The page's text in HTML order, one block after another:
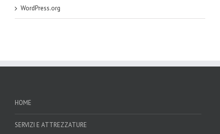
WordPress.org
HOME
SERVIZI E ATTREZZATURE